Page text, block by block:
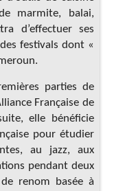
marmite, balai,
d’effectuer ses
festivals dont «
parties de
Française de
elle bénéficie
pour étudier
au jazz, aux
pendant deux
renom basée à